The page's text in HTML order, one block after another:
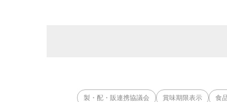
製・配・販連携協議会 賞味期限表示 食